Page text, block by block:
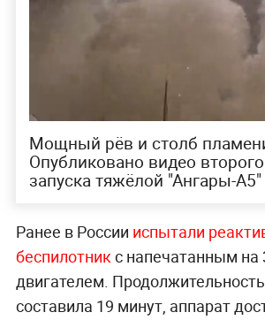
Мощный рёв и столб
Опубликовано видео
запуска тяжёлой "Ангары-А5"
Ранее в России испытали
беспилотникс напечатанным на
двигателем.
составила 19 минут, аппарат